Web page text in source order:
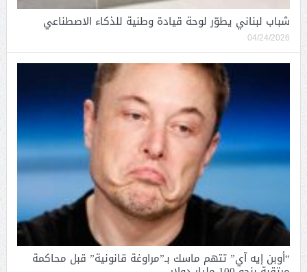
شباب لبناني يطوّر لوحة قيادة وطنية للذكاء الاصطناعي
04/24/2026
“أوبن إيه آي” تتهم ماسك بـ”مراوغة قانونية” قبل محاكمة